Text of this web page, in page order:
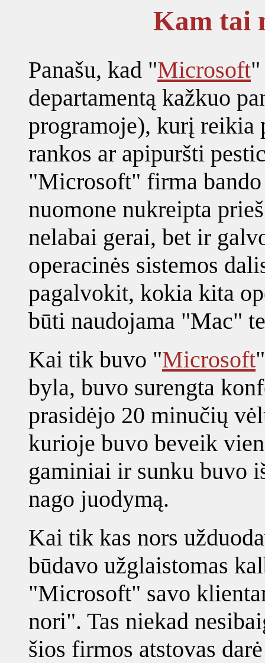
Kam tai
Panašu, kad "Microsoft"
departamentą kažkuo
programoje), kurį reikia
rankos ar apipuršti
"Microsoft" firma
nuomone nukreipta
nelabai gerai, bet ir
operacinės sistemos
pagalvokit, kokia kita
būti naudojama "Mac"
Kai tik buvo "Microsoft
byla, buvo surengta
prasidėjo 20 minučių
kurioje buvo beveik
gaminiai ir sunku buvo
nago juodymą.
Kai tik kas nors
būdavo užglaistomas
"Microsoft" savo
nori". Tas niekad
šios firmos atstovas